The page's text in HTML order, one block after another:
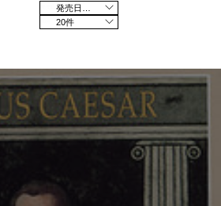
20件